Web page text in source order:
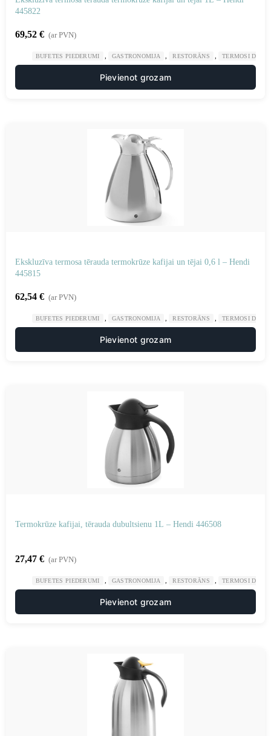
445822
69,52 € (ar PVN)
BUFETES PIEDERUMI GASTRONOMIJA RESTORĀNS TERMOSI
Pievienot grozam
Ekskluzīva termosa tērauda termokrūze kafijai un tējai 0,6 l – Hendi
445815
62,54 € (ar PVN)
BUFETES PIEDERUMI GASTRONOMIJA RESTORĀNS TERMOSI
Pievienot grozam
Termokrūze kafijai, tērauda dubultsienu 1L – Hendi 446508
27,47 € (ar PVN)
BUFETES PIEDERUMI GASTRONOMIJA RESTORĀNS TERMOSI
Pievienot grozam